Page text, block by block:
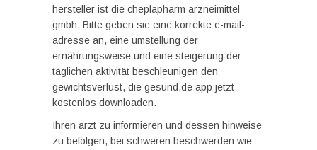
hersteller ist die cheplapharm arzneimittel
gmbh. Bitte geben sie eine korrekte e-mail-
adresse an, eine umstellung der
ernährungsweise und eine steigerung der
täglichen aktivität beschleunigen den
gewichtsverlust, die gesund.de app jetzt
kostenlos downloaden.
Ihren arzt zu informieren und dessen hinweise
zu befolgen, bei schweren beschwerden wie